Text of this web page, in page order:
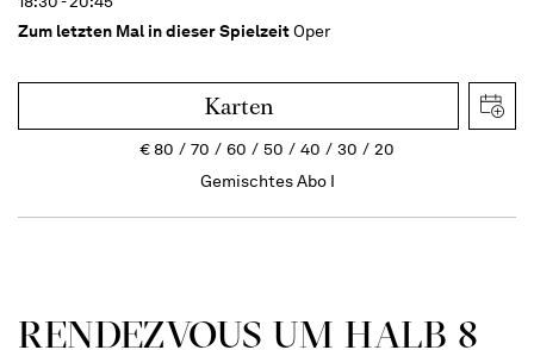
Zum letzten Mal in dieser SpielzeitOper
Karten
€80 70 60 50 40 30
20
Gemischtes Abo I
RENDEZVOUS UM HALB 8